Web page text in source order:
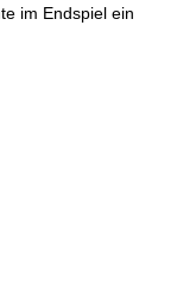
im Endspiel ein